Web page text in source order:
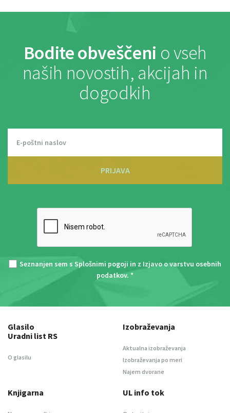
Bodite obveščeni o vseh
naših novostih, akcijah in
dogodkih
PRIJAVA
Seznanjen sem s Splošnimi pogoji in z Izjavo o varstvu osebnih
podatkov. *
Glasilo
Uradni list RS
O glasilu
Izobraževanja
Aktualna izobraževanja
Izobraževanja po meri
Najem dvorane
Knjigarna UL info tok